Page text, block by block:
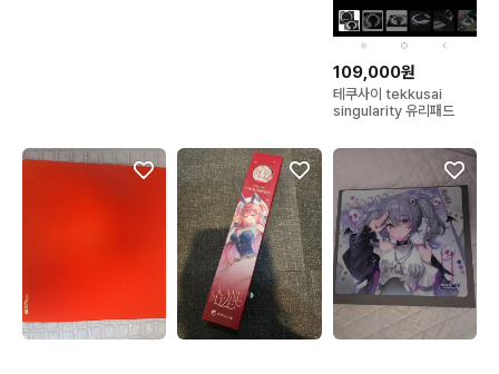
109,000원
테쿠사이 tekkusai
singularity 유리패드